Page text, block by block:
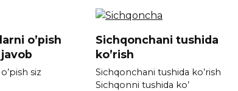
o’pish
siz
Sichqonchani tushida
ko’rish
Sichqonchani tushida ko’rish
Sichqonni tushida ko’